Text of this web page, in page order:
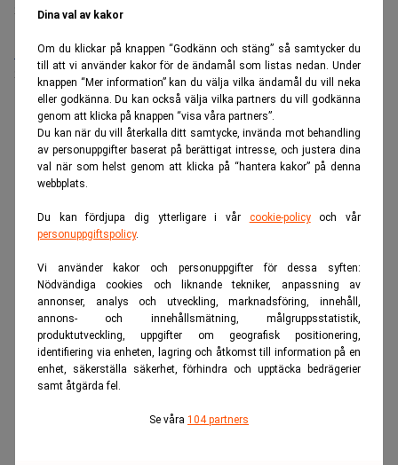
Dina val av kakor
Om du klickar på knappen “Godkänn och stäng” så samtycker du
till att vi använder kakor för de ändamål som listas nedan. Under
knappen “Mer information” kan du välja vilka ändamål du vill neka
eller godkänna. Du kan också välja vilka partners du vill godkänna
genom att klicka på knappen “visa våra partners”.
Du kan när du vill återkalla ditt samtycke, invända mot behandling
av personuppgifter baserat på berättigat intresse, och justera dina
val när som helst genom att klicka på “hantera kakor” på denna
webbplats.
Du kan fördjupa dig ytterligare i vår cookie-policyoch vår
personuppgiftspolicy.
Vi använder kakor och personuppgifter för dessa syften:
Nödvändiga cookies och liknande tekniker, anpassning av
annonser, analys och utveckling, marknadsföring, innehåll,
annons- och innehållsmätning, målgruppsstatistik,
produktutveckling, uppgifter om geografisk positionering,
identifiering via enheten, lagring och åtkomst till information på en
enhet, säkerställa säkerhet, förhindra och upptäcka bedrägerier
samt åtgärda fel.
Se våra 104 partners
Sista ansökningsdag:
Medarbetare inom Intern styrning och kontroll till Alecta
Sista ansökningsdag:13/06/2026
ANNONS